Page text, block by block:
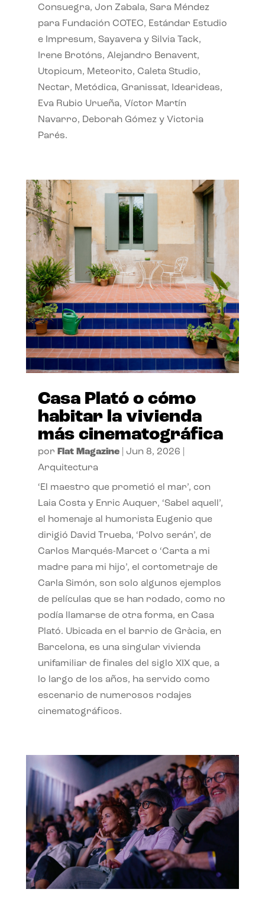
Consuegra, Jon Zabala, Sara Méndez
para Fundación COTEC, Estándar Estudio
e Impresum, Sayavera y Silvia Tack,
Irene Brotóns, Alejandro Benavent,
Utopicum, Meteorito, Caleta Studio,
Nectar, Metódica, Granissat, Idearideas,
Eva Rubio Urueña, Víctor Martín
Navarro, Deborah Gómez y Victoria
Parés.
Casa Plató o cómo
habitar la vivienda
más cinematográfica
por Flat Magazine| Jun 8, 2026
Arquitectura
‘El maestro que prometió el mar’, con
Laia Costa y Enric Auquer, ‘Sabel aquell’,
el homenaje al humorista Eugenio que
dirigió David Trueba, ‘Polvo serán’, de
Carlos Marqués-Marcet o ‘Carta a mi
madre para mi hijo’, el cortometraje de
Carla Simón, son solo algunos ejemplos
de películas que se han rodado, como no
podía llamarse de otra forma, en Casa
Plató. Ubicada en el barrio de Gràcia, en
Barcelona, es una singular vivienda
unifamiliar de finales del siglo XIX que, a
lo largo de los años, ha servido como
escenario de numerosos rodajes
cinematográficos.